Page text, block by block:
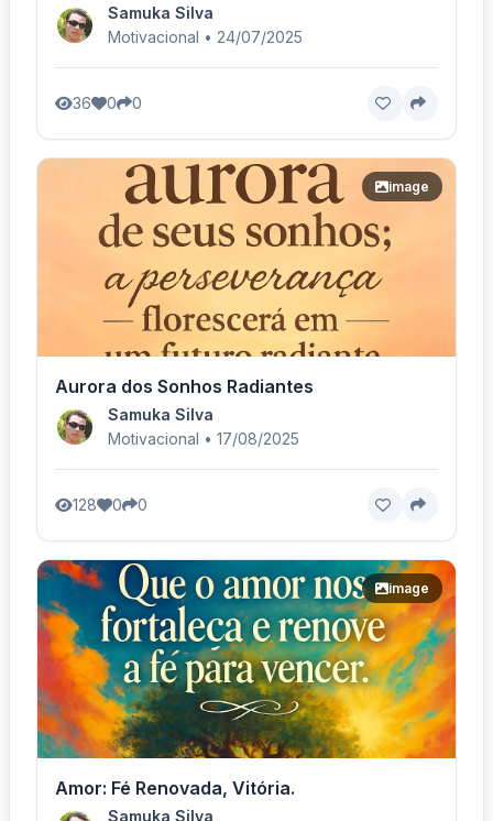
Samuka Silva
Motivacional • 24/07/2025
36 0 0
image
Aurora dos Sonhos Radiantes
Samuka Silva
Motivacional • 17/08/2025
128 0 0
image
Amor: Fé Renovada, Vitória.
Samuka Silva